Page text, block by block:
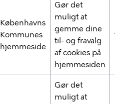
Københavns
Kommunes
hjemmeside
Gør det
muligt at
gemme dine
til- og fravalg
af cookies på
hjemmesiden
Gør det
muligt at